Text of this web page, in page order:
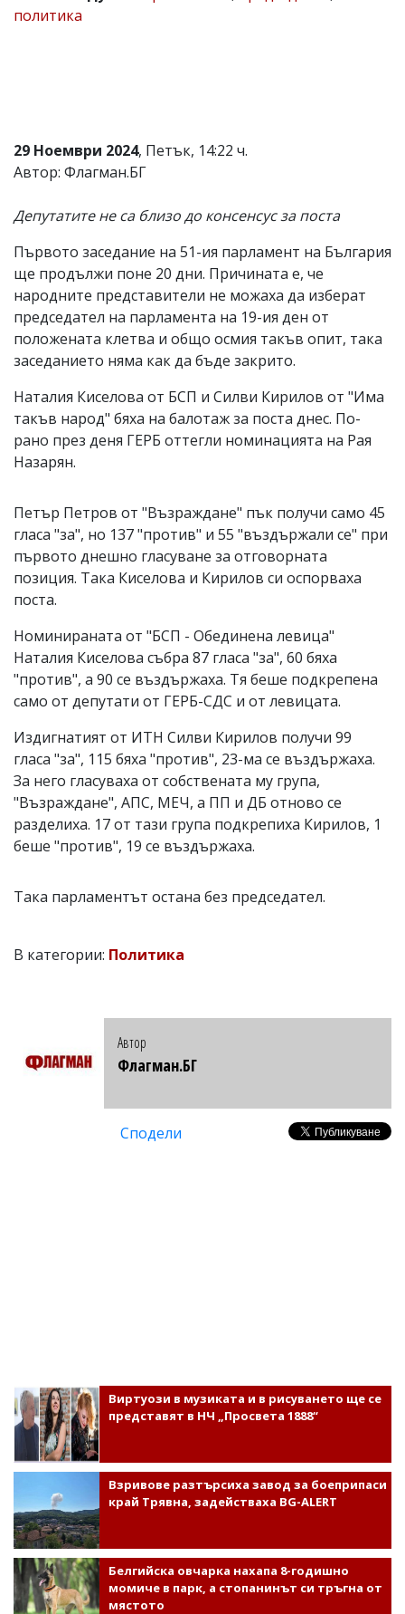
Коментарите
редакцията
не
носи
за
Ако
откриете
обиден
за
вас
коментар,
моля
сигнализирайте
политика
29 Ноември 2024, Петък, 14:22 ч.
Автор: Флагман.БГ
Депутатите не са близо до консенсус за поста
Първото заседание на 51-ия парламент на България
ще продължи поне 20 дни. Причината е, че
народните представители не можаха да изберат
председател на парламента на 19-ия ден от
положената клетва и общо осмия такъв опит, така
заседанието няма как да бъде закрито.
Наталия Киселова от БСП и Силви Кирилов от "Има
такъв народ" бяха на балотаж за поста днес. По-
рано през деня ГЕРБ оттегли номинацията на Рая
Назарян.
Петър Петров от "Възраждане" пък получи само 45
гласа "за", но 137 "против" и 55 "въздържали се" при
първото днешно гласуване за отговорната
позиция. Така Киселова и Кирилов си оспорваха
поста.
Номинираната от "БСП - Обединена левица"
Наталия Киселова събра 87 гласа "за", 60 бяха
"против", а 90 се въздържаха. Тя беше подкрепена
само от депутати от ГЕРБ-СДС и от левицата.
Издигнатият от ИТН Силви Кирилов получи 99
гласа "за", 115 бяха "против", 23-ма се въздържаха.
За него гласуваха от собствената му група,
"Възраждане", АПС, МЕЧ, а ПП и ДБ отново се
разделиха. 17 от тази група подкрепиха Кирилов, 1
беше "против", 19 се въздържаха.
Така парламентът остана без председател.
В категории: Политика
Автор
Флагман.БГ
Сподели
Виртуози в музиката и в рисуването ще се
представят в НЧ „Просвета 1888“
Взривове разтърсиха завод за боеприпаси
край Трявна, задействаха BG-ALERT
Белгийска овчарка нахапа 8-годишно
момиче в парк, а стопанинът си тръгна от
мястото